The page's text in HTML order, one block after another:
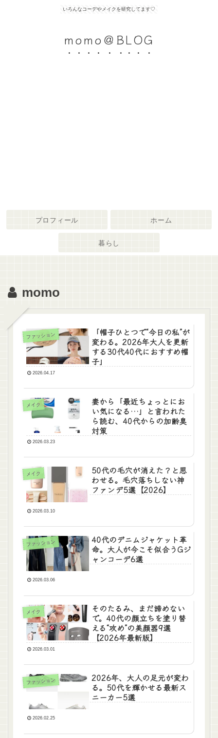
いろんなコーデやメイクを研究してます♡
momo＠BLOG
プロフィール ホーム
暮らし
momo
ファッション
「帽子ひとつで“今日の私”が
変わる。2026年大人を更新
する30代40代におすすめ帽
子」
2026.04.17
メイク
妻から「最近ちょっとにお
い気になる…」と言われた
ら読む、40代からの加齢臭
対策
2026.03.23
メイク
50代の毛穴が消えた？と思
わせる。毛穴落ちしない神
ファンデ5選【2026】
2026.03.10
ファッション
40代のデニムジャケット革
命。大人が今こそ似合うGジ
ャンコーデ6選
2026.03.06
メイク
そのたるみ、まだ諦めない
で。40代の顔立ちを塗り替
える“攻め”の美顔器9選
【2026年最新版】
2026.03.01
ファッション
2026年、大人の足元が変わ
る。50代を輝かせる最新ス
ニーカー5選
2026.02.25